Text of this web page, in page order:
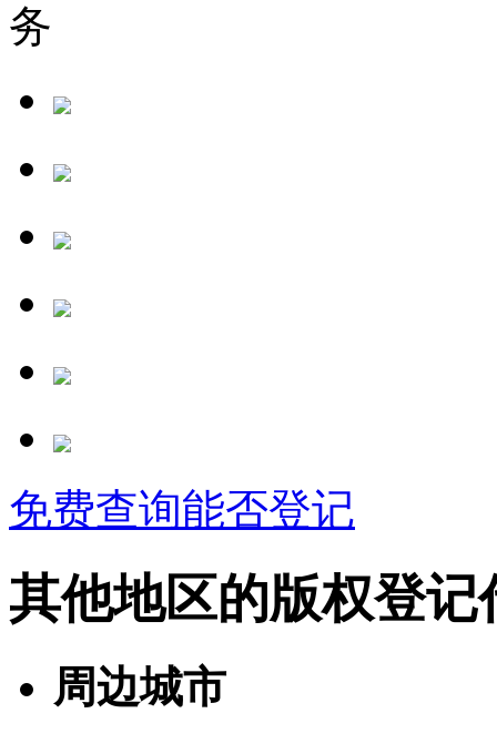
务
免费查询能否登记
其他地区的版权登记
周边城市